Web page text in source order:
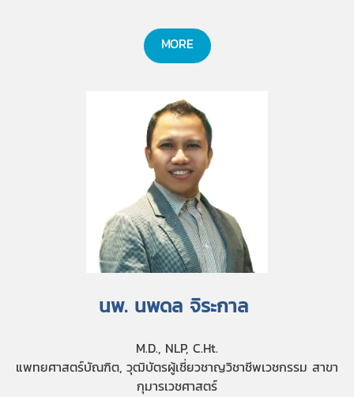
MORE
นพ. นพดล จิระกาล
M.D., NLP, C.Ht.
แพทยศาสตร์บัณฑิต, วุฒิบัตรผู้เชี่ยวชาญวิชาชีพเวชกรรม สาขา
กุมารเวชศาสตร์